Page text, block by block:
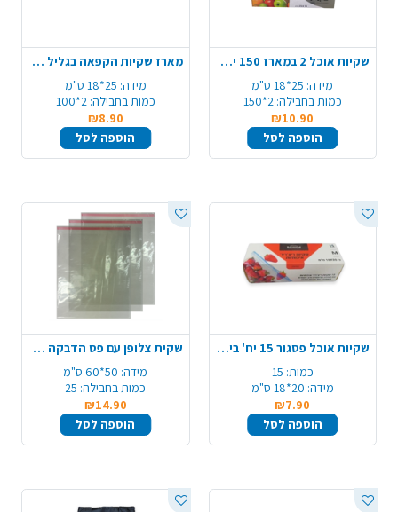
שקיות אוכל 2 במארז 150 יח' - שקוף
מידה: 25*18 ס"מ
כמות בחבילה: 2*150
₪10.90
הוספה לסל
מארז שקיות הקפאה בגליל 25*35 ס"מ - שקוף
מידה: 25*18 ס"מ
כמות בחבילה: 2*100
₪8.90
הוספה לסל
שקיות אוכל פסגור 15 יח' בינוני - שקוף
כמות: 15
מידה: 20*18 ס"מ
₪7.90
הוספה לסל
שקית צלופן עם פס הדבקה 50X60 ס"מ 25 יח'
מידה: 50*60 ס"מ
כמות בחבילה: 25
₪14.90
הוספה לסל